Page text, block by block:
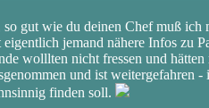
so gut wie du deinen Chef muß
eigentlich jemand nähere Infos zu
wolllten nicht fressen und
und ist weitergefahren
finden soll.